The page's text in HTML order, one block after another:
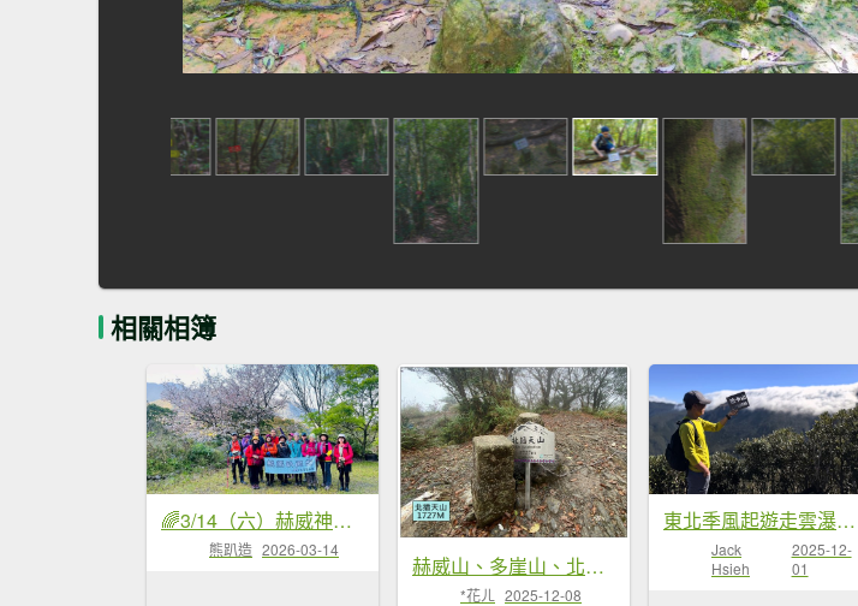
相關相簿
🌈3/14（六）赫威神木群+赫威山✨FB：熊熊趴爬走🌈
熊趴造 2026-03-14
赫威山、多崖山、北插天山 連走
*花ㄦ 2025-12-08
東北季風起遊走雲瀑和山毛櫸間的啦卡山與北插天山登山行
Jack
Hsieh
2025-12-
01